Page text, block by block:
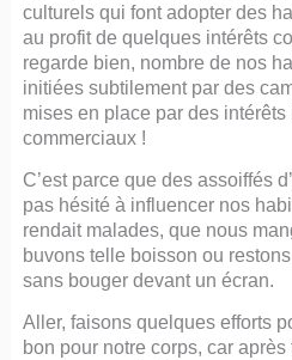
culturels qui font adopter des
au profit de quelques intérêts
regarde bien, nombre de nos
initiées subtilement par des
mises en place par des
commerciaux !
C’est parce que des assoiffés
pas hésité à influencer nos
rendait malades, que nous
buvons telle boisson ou
sans bouger devant un écran.
Aller, faisons quelques efforts
bon pour notre corps, car après